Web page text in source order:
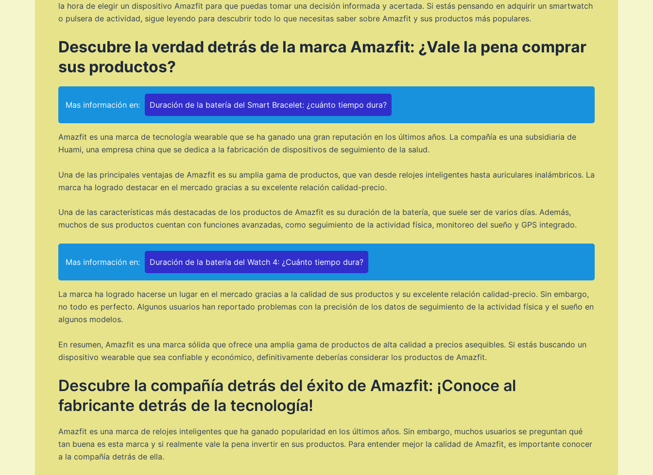
la hora de elegir un dispositivo Amazfit para que puedas tomar una decisión informada y acertada. Si estás pensando en adquirir un smartwatch
o pulsera de actividad, sigue leyendo para descubrir todo lo que necesitas saber sobre Amazfit y sus productos más populares.
Descubre la verdad detrás de la marca Amazfit: ¿Vale la pena comprar
sus productos?
Mas información en: Duración de la batería del Smart Bracelet: ¿cuánto tiempo dura?
Amazfit es una marca de tecnología wearable que se ha ganado una gran reputación en los últimos años. La compañía es una subsidiaria de
Huami, una empresa china que se dedica a la fabricación de dispositivos de seguimiento de la salud.
Una de las principales ventajas de Amazfit es su amplia gama de productos, que van desde relojes inteligentes hasta auriculares inalámbricos. La
marca ha logrado destacar en el mercado gracias a su excelente relación calidad-precio.
Una de las características más destacadas de los productos de Amazfit es su duración de la batería, que suele ser de varios días. Además,
muchos de sus productos cuentan con funciones avanzadas, como seguimiento de la actividad física, monitoreo del sueño y GPS integrado.
Mas información en: Duración de la batería del Watch 4: ¿Cuánto tiempo dura?
La marca ha logrado hacerse un lugar en el mercado gracias a la calidad de sus productos y su excelente relación calidad-precio. Sin embargo,
no todo es perfecto. Algunos usuarios han reportado problemas con la precisión de los datos de seguimiento de la actividad física y el sueño en
algunos modelos.
En resumen, Amazfit es una marca sólida que ofrece una amplia gama de productos de alta calidad a precios asequibles. Si estás buscando un
dispositivo wearable que sea confiable y económico, definitivamente deberías considerar los productos de Amazfit.
Descubre la compañía detrás del éxito de Amazfit: ¡Conoce al
fabricante detrás de la tecnología!
Amazfit es una marca de relojes inteligentes que ha ganado popularidad en los últimos años. Sin embargo, muchos usuarios se preguntan qué
tan buena es esta marca y si realmente vale la pena invertir en sus productos. Para entender mejor la calidad de Amazfit, es importante conocer
a la compañía detrás de ella.